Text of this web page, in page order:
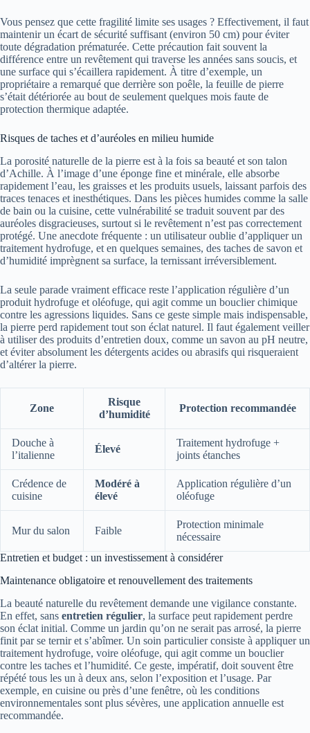
Vous pensez que cette fragilité limite ses usages ? Effectivement, il faut
maintenir un écart de sécurité suffisant (environ 50 cm) pour éviter
toute dégradation prématurée. Cette précaution fait souvent la
différence entre un revêtement qui traverse les années sans soucis, et
une surface qui s’écaillera rapidement. À titre d’exemple, un
propriétaire a remarqué que derrière son poêle, la feuille de pierre
s’était détériorée au bout de seulement quelques mois faute de
protection thermique adaptée.
Risques de taches et d’auréoles en milieu humide
La porosité naturelle de la pierre est à la fois sa beauté et son talon
d’Achille. À l’image d’une éponge fine et minérale, elle absorbe
rapidement l’eau, les graisses et les produits usuels, laissant parfois des
traces tenaces et inesthétiques. Dans les pièces humides comme la salle
de bain ou la cuisine, cette vulnérabilité se traduit souvent par des
auréoles disgracieuses, surtout si le revêtement n’est pas correctement
protégé. Une anecdote fréquente : un utilisateur oublie d’appliquer un
traitement hydrofuge, et en quelques semaines, des taches de savon et
d’humidité imprègnent sa surface, la ternissant irréversiblement.
La seule parade vraiment efficace reste l’application régulière d’un
produit hydrofuge et oléofuge, qui agit comme un bouclier chimique
contre les agressions liquides. Sans ce geste simple mais indispensable,
la pierre perd rapidement tout son éclat naturel. Il faut également veiller
à utiliser des produits d’entretien doux, comme un savon au pH neutre,
et éviter absolument les détergents acides ou abrasifs qui risqueraient
d’altérer la pierre.
Zone
Risque
d’humidité
Protection recommandée
Douche à
l’italienne
Élevé
Traitement hydrofuge +
joints étanches
Crédence de
cuisine
Modéré à
élevé
Application régulière d’un
oléofuge
Mur du salon Faible
Protection minimale
nécessaire
Entretien et budget : un investissement à considérer
Maintenance obligatoire et renouvellement des traitements
La beauté naturelle du revêtement demande une vigilance constante.
En effet, sans entretien régulier, la surface peut rapidement perdre
son éclat initial. Comme un jardin qu’on ne serait pas arrosé, la pierre
finit par se ternir et s’abîmer. Un soin particulier consiste à appliquer un
traitement hydrofuge, voire oléofuge, qui agit comme un bouclier
contre les taches et l’humidité. Ce geste, impératif, doit souvent être
répété tous les un à deux ans, selon l’exposition et l’usage. Par
exemple, en cuisine ou près d’une fenêtre, où les conditions
environnementales sont plus sévères, une application annuelle est
recommandée.